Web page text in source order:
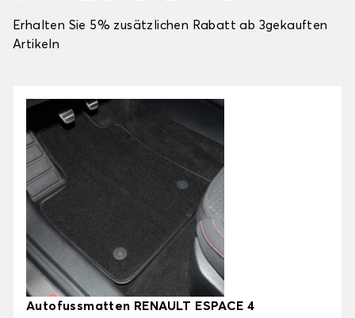
Erhalten Sie 5% zusätzlichen Rabatt ab 3gekauften
Artikeln
Autofussmatten RENAULT ESPACE 4